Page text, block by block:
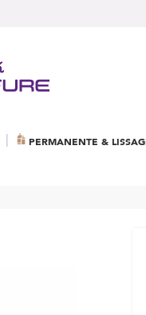
PERMANENTE &